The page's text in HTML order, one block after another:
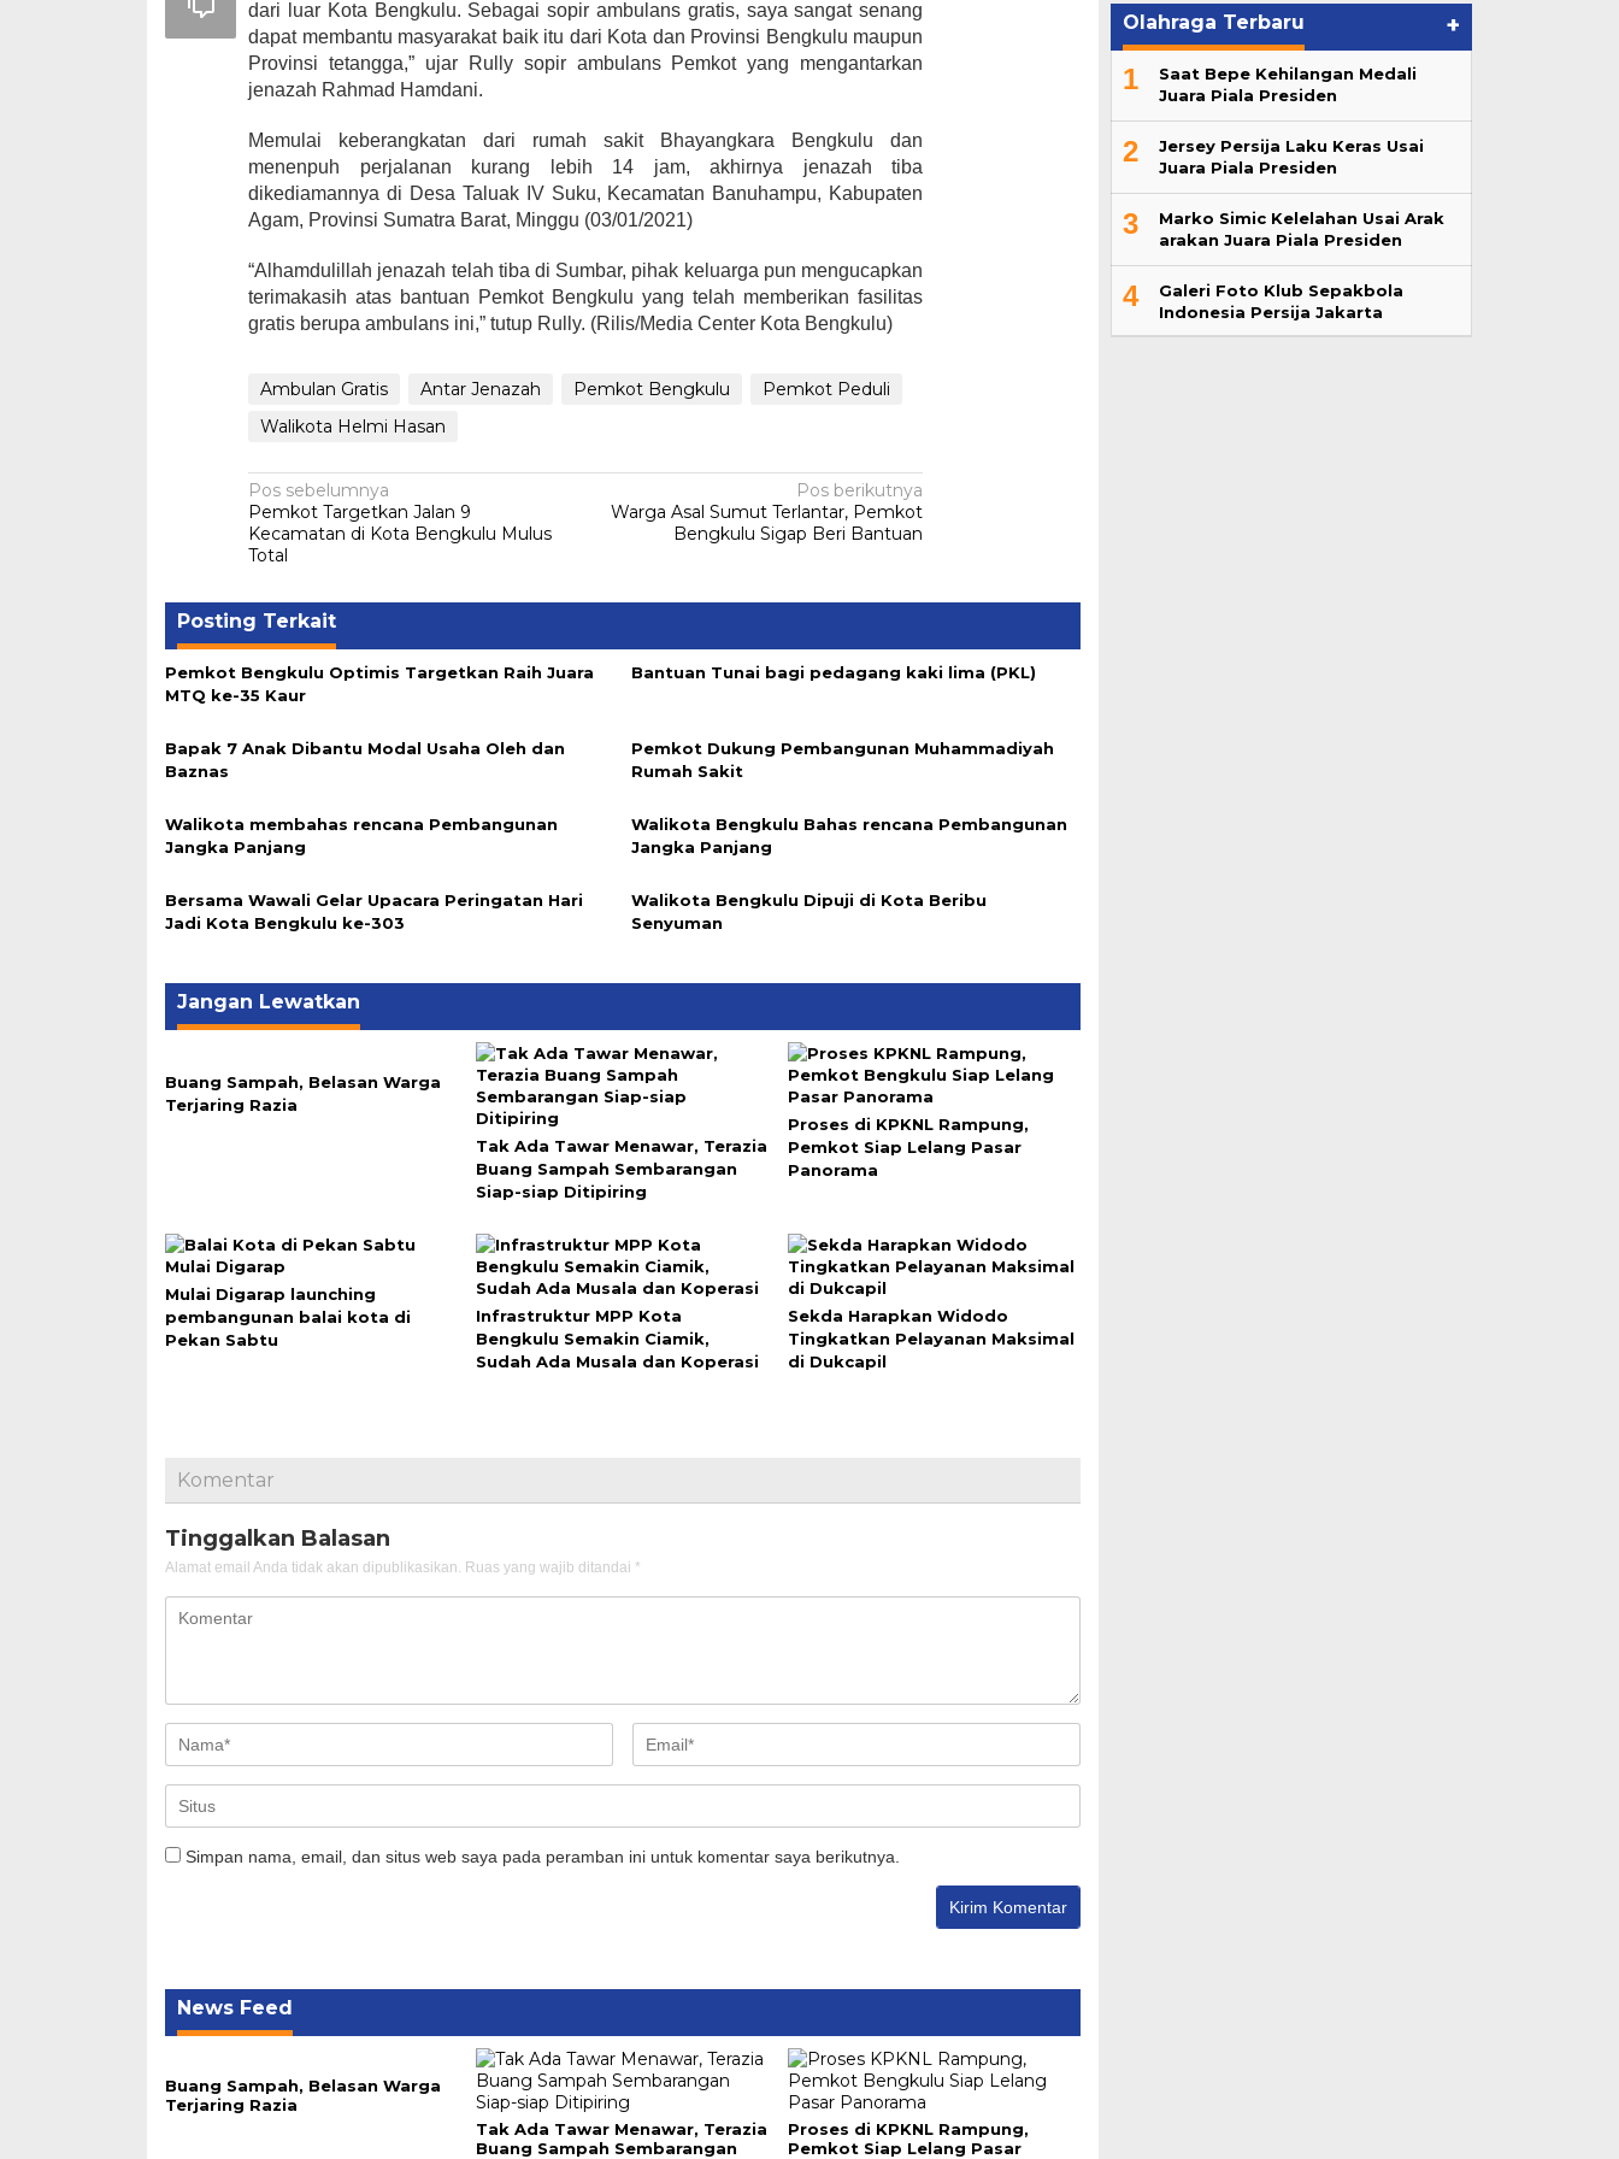
dari luar Kota Bengkulu. Sebagai sopir ambulans gratis, saya sangat senang
dapat membantu masyarakat baik itu dari Kota dan Provinsi Bengkulu maupun
Provinsi tetangga,” ujar Rully sopir ambulans Pemkot yang mengantarkan
jenazah Rahmad Hamdani.
Memulai keberangkatan dari rumah sakit Bhayangkara Bengkulu dan
menenpuh perjalanan kurang lebih 14 jam, akhirnya jenazah tiba
dikediamannya di Desa Taluak IV Suku, Kecamatan Banuhampu, Kabupaten
Agam, Provinsi Sumatra Barat, Minggu (03/01/2021)
“Alhamdulillah jenazah telah tiba di Sumbar, pihak keluarga pun mengucapkan
terimakasih atas bantuan Pemkot Bengkulu yang telah memberikan fasilitas
gratis berupa ambulans ini,” tutup Rully. (Rilis/Media Center Kota Bengkulu)
Ambulan Gratis Antar Jenazah Pemkot Bengkulu
Pemkot Peduli
Walikota Helmi Hasan
Navigasi
pos
Pos sebelumnya
Pemkot Targetkan Jalan 9
Kecamatan di Kota Bengkulu Mulus
Total
Pos berikutnya
Warga Asal Sumut Terlantar, Pemkot
Bengkulu Sigap Beri Bantuan
Posting Terkait
Pemkot Bengkulu Optimis Targetkan Raih Juara
MTQ ke-35 Kaur
Bantuan Tunai bagi pedagang kaki lima (PKL)
Bapak 7 Anak Dibantu Modal Usaha Oleh dan
Baznas
Pemkot Dukung Pembangunan Muhammadiyah
Rumah Sakit
Walikota membahas rencana Pembangunan
Jangka Panjang
Walikota Bengkulu Bahas rencana Pembangunan
Jangka Panjang
Bersama Wawali Gelar Upacara Peringatan Hari
Jadi Kota Bengkulu ke-303
Walikota Bengkulu Dipuji di Kota Beribu
Senyuman
Jangan Lewatkan
Buang Sampah, Belasan Warga
Terjaring Razia
Tak Ada Tawar Menawar, Terazia
Buang Sampah Sembarangan
Siap-siap Ditipiring
Proses di KPKNL Rampung,
Pemkot Siap Lelang Pasar
Panorama
Mulai Digarap launching
pembangunan balai kota di
Pekan Sabtu
Infrastruktur MPP Kota
Bengkulu Semakin Ciamik,
Sudah Ada Musala dan Koperasi
Sekda Harapkan Widodo
Tingkatkan Pelayanan Maksimal
di Dukcapil
Komentar
Tinggalkan Balasan
Alamat email Anda tidak akan dipublikasikan. Ruas yang wajib ditandai *
Simpan nama, email, dan situs web saya pada peramban ini untuk komentar saya berikutnya.
News Feed
Buang Sampah, Belasan Warga
Terjaring Razia
Tak Ada Tawar Menawar, Terazia
Buang Sampah Sembarangan
Proses di KPKNL Rampung,
Pemkot Siap Lelang Pasar
Olahraga Terbaru +
1
Saat Bepe Kehilangan Medali
Juara Piala Presiden
2
Jersey Persija Laku Keras Usai
Juara Piala Presiden
3
Marko Simic Kelelahan Usai Arak
arakan Juara Piala Presiden
4
Galeri Foto Klub Sepakbola
Indonesia Persija Jakarta